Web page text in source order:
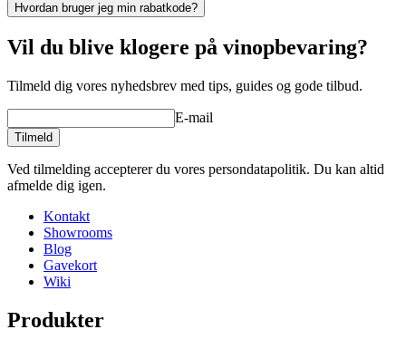
Hvordan bruger jeg min rabatkode?
Vil du blive klogere på vinopbevaring?
Tilmeld dig vores nyhedsbrev med tips, guides og gode tilbud.
E-mail
Tilmeld
Ved tilmelding accepterer du vores persondatapolitik. Du kan altid
afmelde dig igen.
Kontakt
Showrooms
Blog
Gavekort
Wiki
Produkter